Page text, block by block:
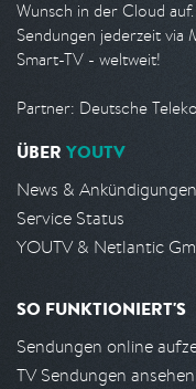
Wunsch in der Cloud
Sendungen jederzeit via
Smart-TV - weltweit!
Partner: Deutsche
ÜBER YOUTV
News & Ankündigungen
Service Status
YOUTV & Netlantic
SO FUNKTIONIERT'S
Sendungen online
TV Sendungen ansehen